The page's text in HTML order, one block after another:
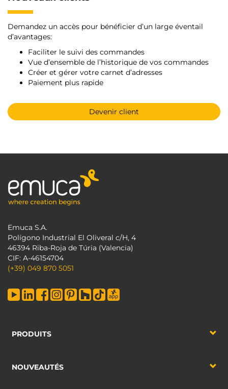
Demandez un accès pour bénéficier d’un large éventail
d’avantages:
Faciliter le suivi des commandes
Vue d’ensemble de l’historique de vos commandes
Créer et gérer votre carnet d’adresses
Paiement plus rapide
Devenir client
Emuca S.A.
Polígono Industrial El Oliveral c/H, 4
46394 Riba-Roja de Túria (Valencia)
CIF: A-46154704
(+39) 049 870 5051
PRODUITS
NOUVEAUTÉS